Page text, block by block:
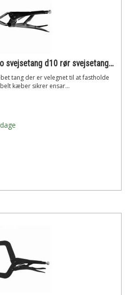
Diesella Diesella wldpro svejsetang d10 rør svejsetang (280mm/11)"
tang der er velegnet til at fastholde
kæber sikrer ensar...